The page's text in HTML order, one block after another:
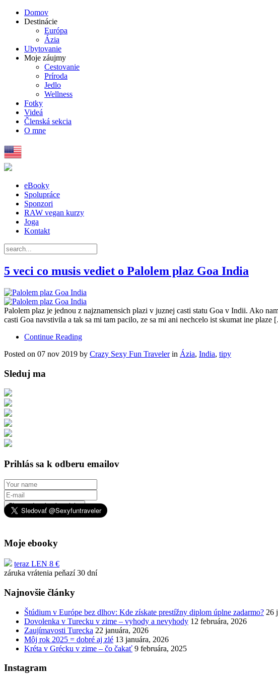
Domov
Destinácie
Európa
Ázia
Ubytovanie
Moje záujmy
Cestovanie
Príroda
Jedlo
Wellness
Fotky
Videá
Členská sekcia
O mne
eBooky
Spolupráce
Sponzori
RAW vegan kurzy
Joga
Kontakt
5 veci co musis vediet o Palolem plaz Goa India
Palolem plaz je jednou z najznamensich plazi v juznej casti statu Goa v Indii. Ako
casti Goa navstivila a tak sa mi tam pacilo, ze sa mi ani nechcelo ist skumat ine
Continue Reading
Posted on 07 nov 2019 by Crazy Sexy Fun Travelerin Ázia, India, tipy
Sleduj ma
Prihlás sa k odberu emailov
Chcem dostávať novinky
Moje ebooky
teraz LEN 8 €
záruka vrátenia peňazí 30 dní
Najnovšie články
Štúdium v Európe bez dlhov: Kde získate prestížny diplom úplne zadarmo? 26
Dovolenka v Turecku v zime – vyhody a nevyhody 12 februára, 2026
Zaujímavosti Turecka 22 januára, 2026
Môj rok 2025 = dobré aj zlé 13 januára, 2026
Kréta v Grécku v zime – čo čakať 9 februára, 2025
Instagram